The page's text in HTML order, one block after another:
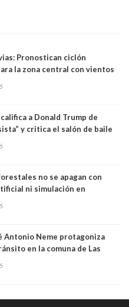
Pronostican ciclón
la zona central con vientos
a Donald Trump de
y critica el salón de baile
no se apagan con
ni simulación en
Humanos PUC
Antonio Neme protagoniza
en la comuna de Las